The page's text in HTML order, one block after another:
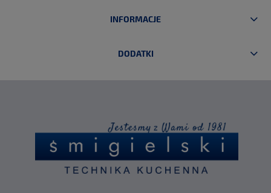
INFORMACJE
DODATKI